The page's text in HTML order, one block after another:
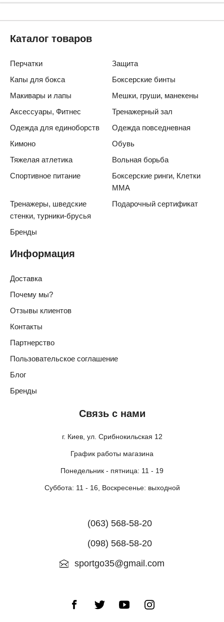
Связь с нами
г. Киев, ул. Срибнокильская 12
График работы магазина
Понедельник - пятница: 11 - 19
Суббота: 11 - 16, Воскресенье: выходной
(063) 568-58-20
(098) 568-58-20
sportgo35@gmail.com
Каталог товаров
Перчатки
Защита
Капы для бокса
Боксерские бинты
Макивары и лапы
Мешки, груши, манекены
Аксессуары, Фитнес
Тренажерный зал
Одежда для единоборств
Одежда повседневная
Кимоно
Обувь
Тяжелая атлетика
Вольная борьба
Спортивное питание
Боксерские ринги, Клетки
ММА
Тренажеры, шведские
стенки, турники-брусья
Подарочный сертификат
Бренды
Информация
Доставка
Почему мы?
Отзывы клиентов
Контакты
Партнерство
Пользовательское соглашение
Блог
Бренды